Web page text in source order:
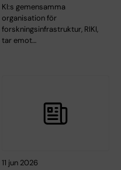
KI:s gemensamma
organisation för
forskningsinfrastruktur, RIKI,
tar emot…
11 jun 2026